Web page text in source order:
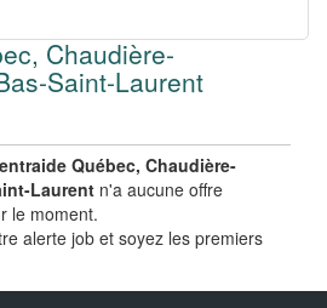
Chaudière-
Saint-Laurent
Québec, Chaudière-
Laurent n'a aucune offre
le moment.
alerte job et soyez les premiers